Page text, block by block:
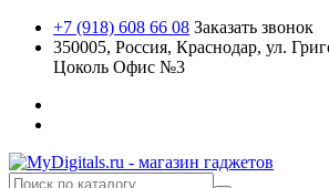
+7 (918) 608 66 08 Заказать звонок
350005, Россия, Краснодар, ул.
Цоколь Офис №3